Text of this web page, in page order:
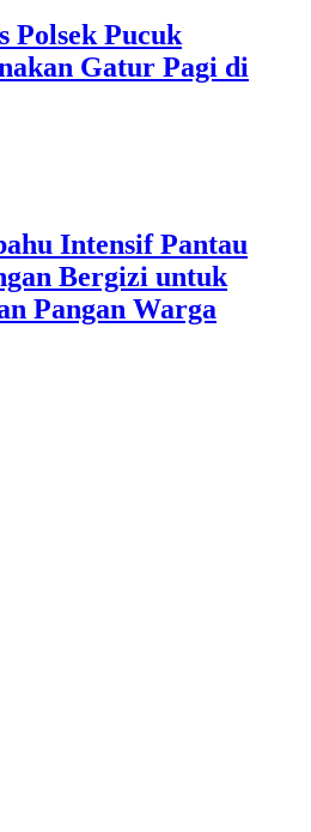
Polsek Pucuk
Gatur Pagi di
Intensif Pantau
Bergizi untuk
Pangan Warga